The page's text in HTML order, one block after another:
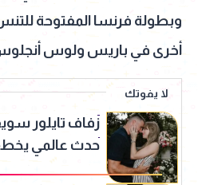
وبطولة فرنسا المفتوحة
أخرى في باريس ولوس
لا يفوتك
زفاف تايلور
حدث عالمي يخطف